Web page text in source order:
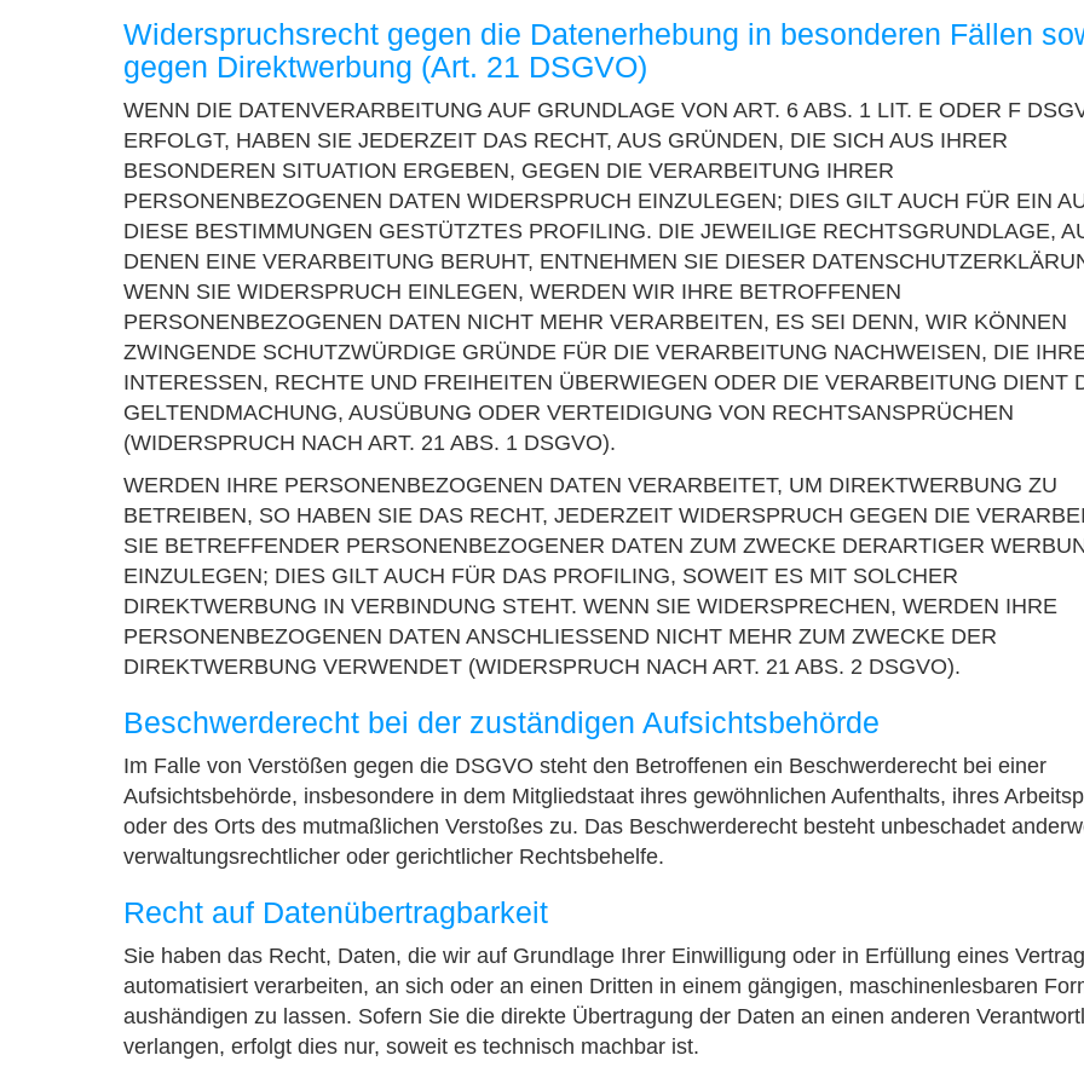
Widerspruchsrecht gegen die Datenerhebung in besonderen Fällen
gegen Direktwerbung (Art. 21 DSGVO)
WENN DIE DATENVERARBEITUNG AUF GRUNDLAGE VON ART. 6 ABS. 1 LIT. E ODER F
ERFOLGT, HABEN SIE JEDERZEIT DAS RECHT, AUS GRÜNDEN, DIE SICH AUS IHRER
BESONDEREN SITUATION ERGEBEN, GEGEN DIE VERARBEITUNG IHRER
PERSONENBEZOGENEN DATEN WIDERSPRUCH EINZULEGEN; DIES GILT AUCH FÜR EIN
DIESE BESTIMMUNGEN GESTÜTZTES PROFILING. DIE JEWEILIGE RECHTSGRUNDLAGE,
DENEN EINE VERARBEITUNG BERUHT, ENTNEHMEN SIE DIESER
WENN SIE WIDERSPRUCH EINLEGEN, WERDEN WIR IHRE BETROFFENEN
PERSONENBEZOGENEN DATEN NICHT MEHR VERARBEITEN, ES SEI DENN, WIR KÖNNEN
ZWINGENDE SCHUTZWÜRDIGE GRÜNDE FÜR DIE VERARBEITUNG NACHWEISEN, DIE
INTERESSEN, RECHTE UND FREIHEITEN ÜBERWIEGEN ODER DIE VERARBEITUNG DIENT
GELTENDMACHUNG, AUSÜBUNG ODER VERTEIDIGUNG VON RECHTSANSPRÜCHEN
(WIDERSPRUCH NACH ART. 21 ABS. 1 DSGVO).
WERDEN IHRE PERSONENBEZOGENEN DATEN VERARBEITET, UM DIREKTWERBUNG ZU
BETREIBEN, SO HABEN SIE DAS RECHT, JEDERZEIT WIDERSPRUCH GEGEN DIE
SIE BETREFFENDER PERSONENBEZOGENER DATEN ZUM ZWECKE DERARTIGER
EINZULEGEN; DIES GILT AUCH FÜR DAS PROFILING, SOWEIT ES MIT SOLCHER
DIREKTWERBUNG IN VERBINDUNG STEHT. WENN SIE WIDERSPRECHEN, WERDEN IHRE
PERSONENBEZOGENEN DATEN ANSCHLIESSEND NICHT MEHR ZUM ZWECKE DER
DIREKTWERBUNG VERWENDET (WIDERSPRUCH NACH ART. 21 ABS. 2 DSGVO).
Beschwerderecht bei der zuständigen Aufsichtsbehörde
Im Falle von Verstößen gegen die DSGVO steht den Betroffenen ein Beschwerderecht bei einer
Aufsichtsbehörde, insbesondere in dem Mitgliedstaat ihres gewöhnlichen Aufenthalts, ihres
oder des Orts des mutmaßlichen Verstoßes zu. Das Beschwerderecht besteht unbeschadet
verwaltungsrechtlicher oder gerichtlicher Rechtsbehelfe.
Recht auf Datenübertragbarkeit
Sie haben das Recht, Daten, die wir auf Grundlage Ihrer Einwilligung oder in Erfüllung eines
automatisiert verarbeiten, an sich oder an einen Dritten in einem gängigen, maschinenlesbaren
aushändigen zu lassen. Sofern Sie die direkte Übertragung der Daten an einen anderen
verlangen, erfolgt dies nur, soweit es technisch machbar ist.